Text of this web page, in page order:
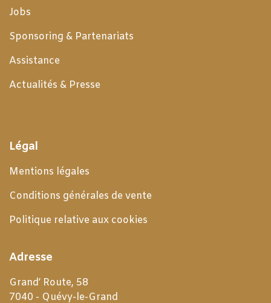
Jobs
Sponsoring & Partenariats
Assistance
Actualités & Presse
Légal
Mentions légales
Conditions générales de vente
Politique relative aux cookies
Adresse
Grand’ Route, 58
7040 - Quévy-le-Grand